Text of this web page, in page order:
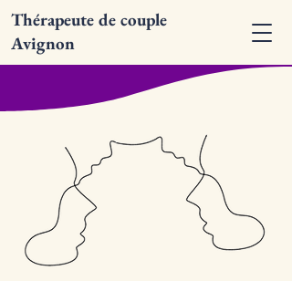
Thérapeute de couple
Avignon